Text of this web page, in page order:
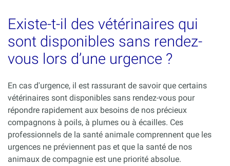
Existe-t-il des vétérinaires qui
sont disponibles sans rendez-
vous lors d’une urgence ?
En cas d'urgence, il est rassurant de savoir que certains
vétérinaires sont disponibles sans rendez-vous pour
répondre rapidement aux besoins de nos précieux
compagnons à poils, à plumes ou à écailles. Ces
professionnels de la santé animale comprennent que les
urgences ne préviennent pas et que la santé de nos
animaux de compagnie est une priorité absolue.